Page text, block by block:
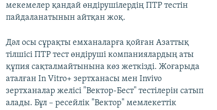
мекемелер қандай өндірушілердің ПТР тестін
пайдаланатынын айтқан жоқ.
Дәл осы сұрақты емханаларға қойған Азаттық
тілшісі ПТР тест өндіруші компаниялардың аты
құпия сақталмайтынына көз жеткізді. Жоғарыда
аталған In Vitro+ зертханасы мен Invivo
зертханалар желісі "Вектор-Бест" тестілерін сатып
алады. Бұл – ресейлік "Вектор" мемлекеттік